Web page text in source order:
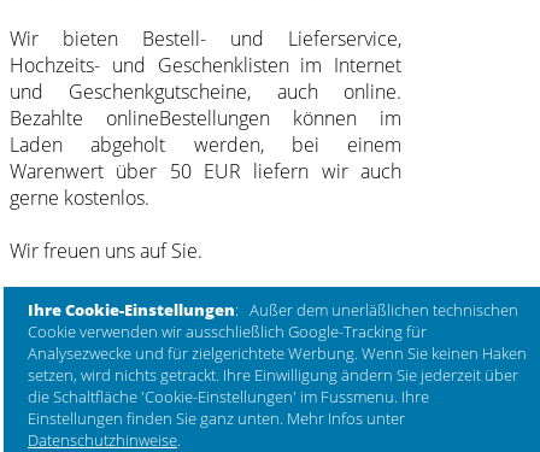
Ihre Cookie-Einstellungen: Außer dem unerläßlichen technischen
Cookie verwenden wir ausschließlich Google-Tracking für
Analysezwecke und für zielgerichtete Werbung. Wenn Sie keinen Haken
setzen, wird nichts getrackt. Ihre Einwilligung ändern Sie jederzeit über
die Schaltfläche 'Cookie-Einstellungen' im Fussmenu. Ihre
Einstellungen finden Sie ganz unten. Mehr Infos unter
Datenschutzhinweise.
Wir bieten Bestell- und Lieferservice,
Hochzeits- und Geschenklisten im Internet
und Geschenkgutscheine, auch online.
Bezahlte onlineBestellungen können im
Laden abgeholt werden, bei einem
Warenwert über 50 EUR liefern wir auch
gerne kostenlos.
Wir freuen uns auf Sie.